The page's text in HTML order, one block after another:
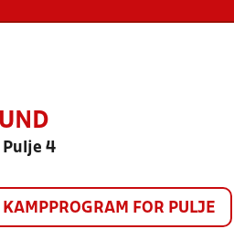
4
KAMPPROGRAM FOR PULJE